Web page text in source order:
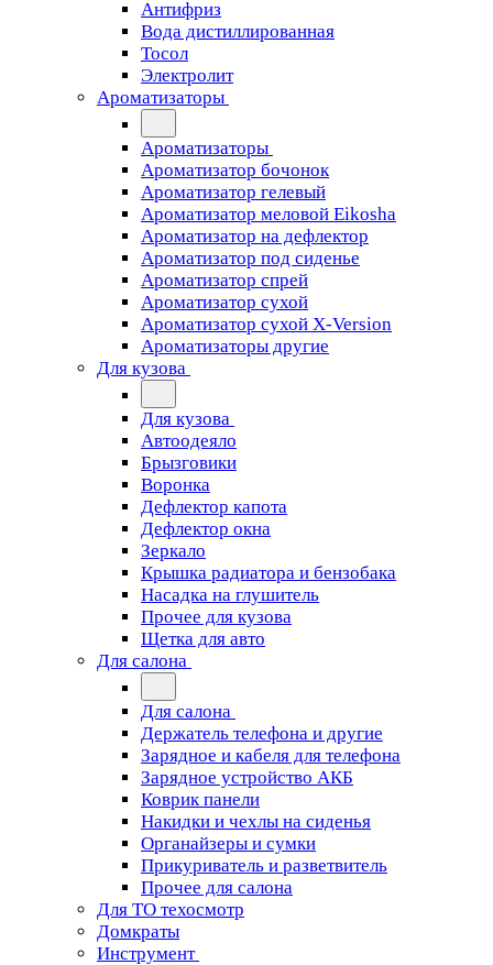
Антифриз
Вода дистиллированная
Тосол
Электролит
Ароматизаторы
Ароматизаторы
Ароматизатор бочонок
Ароматизатор гелевый
Ароматизатор меловой Eikosha
Ароматизатор на дефлектор
Ароматизатор под сиденье
Ароматизатор спрей
Ароматизатор сухой
Ароматизатор сухой X-Version
Ароматизаторы другие
Для кузова
Для кузова
Автоодеяло
Брызговики
Воронка
Дефлектор капота
Дефлектор окна
Зеркало
Крышка радиатора и бензобака
Насадка на глушитель
Прочее для кузова
Щетка для авто
Для салона
Для салона
Держатель телефона и другие
Зарядное и кабеля для телефона
Зарядное устройство АКБ
Коврик панели
Накидки и чехлы на сиденья
Органайзеры и сумки
Прикуриватель и разветвитель
Прочее для салона
Для ТО техосмотр
Домкраты
Инструмент